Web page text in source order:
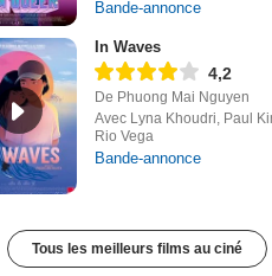
Bande-annonce
In Waves
4,2
De Phuong Mai Nguyen
Avec Lyna Khoudri, Paul
Rio Vega
Bande-annonce
Tous les meilleurs films au ciné